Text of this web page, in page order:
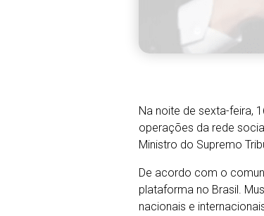
Na noite de sexta-feira,
operações da rede
Ministro do Supremo
De acordo com o
plataforma no Brasil.
nacionais e